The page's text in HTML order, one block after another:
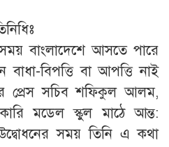
বাংলাদেশে আসতে পারে
বিপত্তি বা আপত্তি নাই
প্রেস সচিব শফিকুল আলম,
মডেল স্কুল মাঠে আন্ত:
সময় তিনি এ কথা